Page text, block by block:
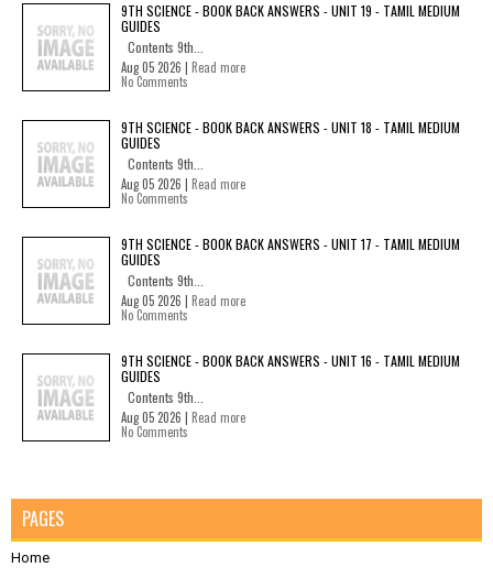
9TH SCIENCE - BOOK BACK ANSWERS - UNIT 19 - TAMIL MEDIUM
GUIDES
Contents 9th...
Aug 05 2026 | Read more
No Comments
9TH SCIENCE - BOOK BACK ANSWERS - UNIT 18 - TAMIL MEDIUM
GUIDES
Contents 9th...
Aug 05 2026 | Read more
No Comments
9TH SCIENCE - BOOK BACK ANSWERS - UNIT 17 - TAMIL MEDIUM
GUIDES
Contents 9th...
Aug 05 2026 | Read more
No Comments
9TH SCIENCE - BOOK BACK ANSWERS - UNIT 16 - TAMIL MEDIUM
GUIDES
Contents 9th...
Aug 05 2026 | Read more
No Comments
PAGES
Home